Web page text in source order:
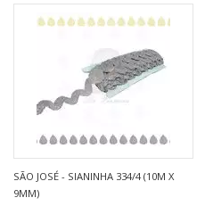
SÃO JOSÉ - SIANINHA 334/4 (10M X
9MM)